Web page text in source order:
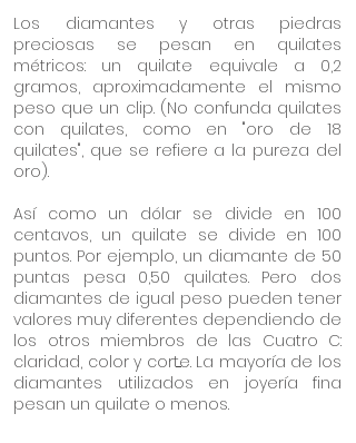
Los diamantes y otras piedras
preciosas se pesan en quilates
métricos: un quilate equivale a 0,2
gramos, aproximadamente el mismo
peso que un clip. (No confunda quilates
con quilates, como en "oro de 18
quilates", que se refiere a la pureza del
oro).
Así como un dólar se divide en 100
centavos, un quilate se divide en 100
puntos. Por ejemplo, un diamante de 50
puntas pesa 0,50 quilates. Pero dos
diamantes de igual peso pueden tener
valores muy diferentes dependiendo de
los otros miembros de las Cuatro C:
claridad, color y corte. La mayoría de los
diamantes utilizados en joyería fina
pesan un quilate o menos.